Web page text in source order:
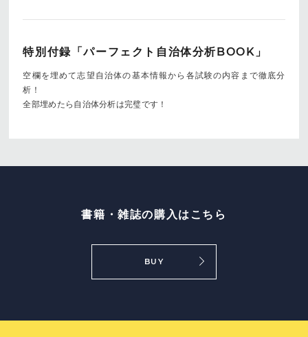
特別付録「パーフェクト自治体分析BOOK」
空欄を埋めて志望自治体の基本情報から各試験の内容まで徹底分
析！
全部埋めたら自治体分析は完璧です！
書籍・雑誌の購入はこちら
BUY